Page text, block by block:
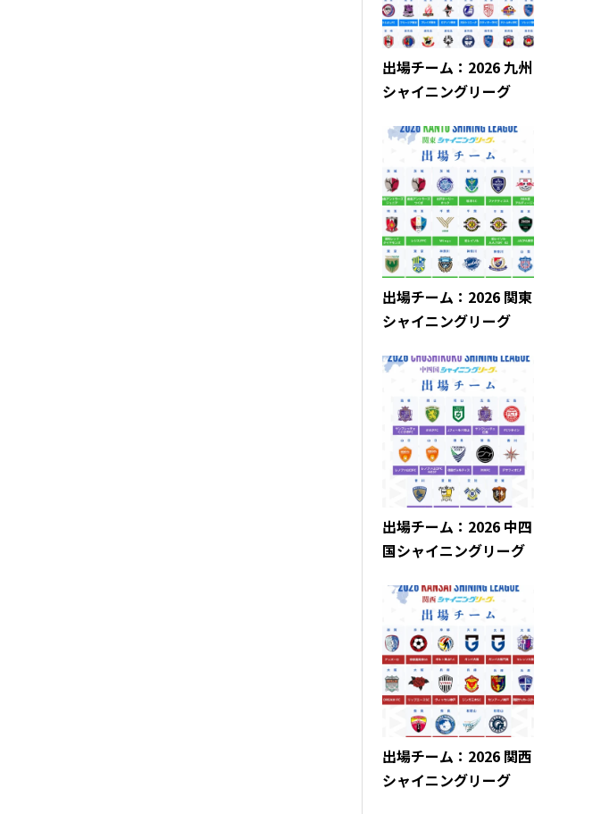
出場チーム：2026 九州
シャイニングリーグ
出場チーム：2026 関東
シャイニングリーグ
出場チーム：2026 中四
国シャイニングリーグ
出場チーム：2026 関西
シャイニングリーグ